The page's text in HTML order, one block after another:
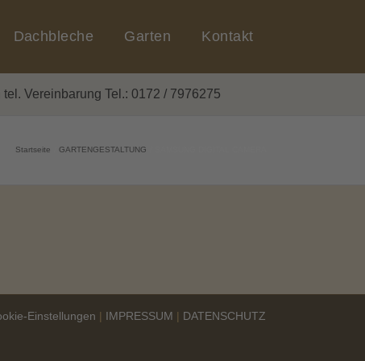
Dachbleche Garten Kontakt
Vereinbarung Tel.: 0172 / 7976275
Startseite GARTENGESTALTUNG
Einstellungen | IMPRESSUM | DATENSCHUTZ